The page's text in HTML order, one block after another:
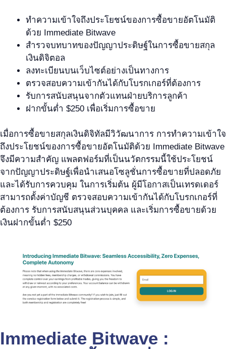
ทำความเข้าใจถึงประโยชน์ของการซื้อขายอัตโนมัติ
ด้วย Immediate Bitwave
สำรวจบทบาทของปัญญาประดิษฐ์ในการซื้อขายสกุล
เงินดิจิตอล
ลงทะเบียนบนเว็บไซต์อย่างเป็นทางการ
ตรวจสอบความเข้ากันได้กับโบรกเกอร์ที่ต้องการ
รับการสนับสนุนจากตัวแทนฝ่ายบริการลูกค้า
ฝากขั้นต่ำ $250 เพื่อเริ่มการซื้อขาย
เมื่อการซื้อขายสกุลเงินดิจิทัลมีวิวัฒนาการ การทำความเข้าใจ
ถึงประโยชน์ของการซื้อขายอัตโนมัติด้วย Immediate Bitwave
จึงมีความสำคัญ แพลตฟอร์มที่เป็นนวัตกรรมนี้ใช้ประโยชน์
จากปัญญาประดิษฐ์เพื่อนำเสนอโซลูชั่นการซื้อขายที่ปลอดภัย
และได้รับการควบคุม ในการเริ่มต้น ผู้มีโอกาสเป็นเทรดเดอร์
สามารถตั้งค่าบัญชี ตรวจสอบความเข้ากันได้กับโบรกเกอร์ที่
ต้องการ รับการสนับสนุนส่วนบุคคล และเริ่มการซื้อขายด้วย
เงินฝากขั้นต่ำ $250
Immediate Bitwave :